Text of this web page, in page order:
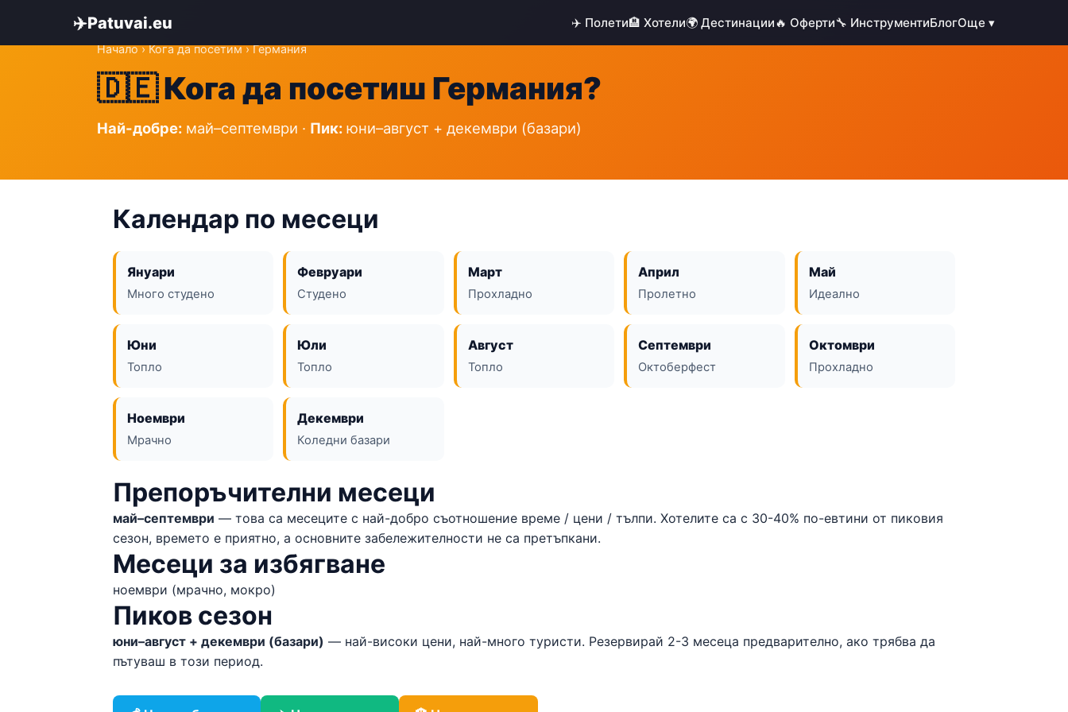
✈️Patuvai.eu ✈️ Полети🏨 Хотели🌍 Дестинации🔥 Оферти🔧 ИнструментиБлогОще ▾
Начало›Кога да посетим› Германия
🇩🇪 Кога да посетиш Германия?
Най-добре: май–септември · Пик: юни–август + декември (базари)
Календар по месеци
Януари
Много студено
Февруари
Студено
Март
Прохладно
Април
Пролетно
Май
Идеално
Юни
Топло
Юли
Топло
Август
Топло
Септември
Октоберфест
Октомври
Прохладно
Ноември
Мрачно
Декември
Коледни базари
Препоръчителни месеци
май–септември — това са месеците с най-добро съотношение време / цени / тълпи. Хотелите са с 30-40% по-евтини от пиковия
сезон, времето е приятно, а основните забележителности не са претъпкани.
Месеци за избягване
ноември (мрачно, мокро)
Пиков сезон
юни–август + декември (базари) — най-високи цени, най-много туристи. Резервирай 2-3 месеца предварително, ако трябва да
пътуваш в този период.